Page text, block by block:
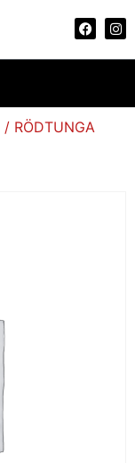
/ RÖDTUNGA